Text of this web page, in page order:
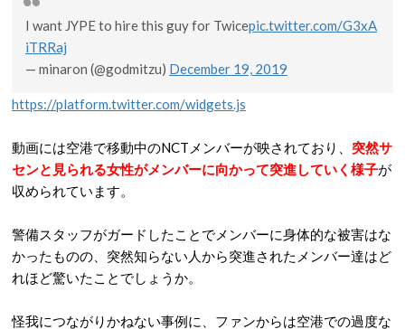
I want JYPE to hire this guy for Twicepic.twitter.com/G3xA
iTRRaj
— minaron (@godmitzu) December 19, 2019
https://platform.twitter.com/widgets.js
動画には空港で移動中のNCTメンバーが映されており、 突然サ
センと見られる女性がメンバーに向かって突進していく様子が
収められています。
警備スタッフがガードしたことでメンバーに身体的な被害はな
かったものの、突然知らない人から突進されたメンバー達はど
れほど驚いたことでしょうか。
怪我につながりかねない事例に、ファンからは空港での過度な